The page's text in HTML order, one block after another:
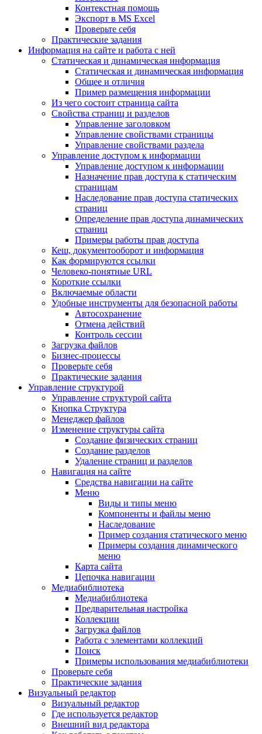
Контекстная помощь
Экспорт в MS Excel
Проверьте себя
Практические задания
Информация на сайте и работа с ней
Статическая и динамическая информация
Статическая и динамическая информация
Общее и отличия
Пример размещения информации
Из чего состоит страница сайта
Свойства страниц и разделов
Управление заголовком
Управление свойствами страницы
Управление свойствами раздела
Управление доступом к информации
Управление доступом к информации
Назначение прав доступа к статическим
страницам
Наследование прав доступа статических
страниц
Определение прав доступа динамических
страниц
Примеры работы прав доступа
Кеш, документооборот и информация
Как формируются ссылки
Человеко-понятные URL
Короткие ссылки
Включаемые области
Удобные инструменты для безопасной работы
Автосохранение
Отмена действий
Контроль сессии
Загрузка файлов
Бизнес-процессы
Проверьте себя
Практические задания
Управление структурой
Управление структурой сайта
Кнопка Структура
Менеджер файлов
Изменение структуры сайта
Создание физических страниц
Создание разделов
Удаление страниц и разделов
Навигация на сайте
Средства навигации на сайте
Меню
Виды и типы меню
Компоненты и файлы меню
Наследование
Пример создания статического меню
Примеры создания динамического
меню
Карта сайта
Цепочка навигации
Медиабиблиотека
Медиабиблиотека
Предварительная настройка
Коллекции
Загрузка файлов
Работа с элементами коллекций
Поиск
Примеры использования медиабиблиотеки
Проверьте себя
Практические задания
Визуальный редактор
Визуальный редактор
Где используется редактор
Внешний вид редактора